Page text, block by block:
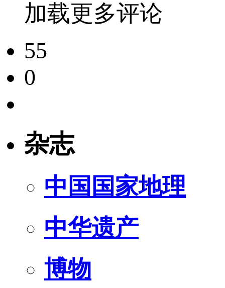
加载更多评论
55
0
杂志
中国国家地理
中华遗产
博物